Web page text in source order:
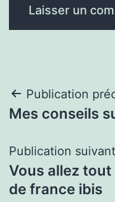
de
l’article
Publication
Mes conseils
Publication
Vous allez
de france ibis